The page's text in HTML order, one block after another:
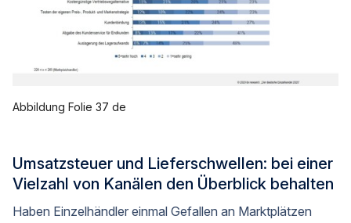
Abbildung Folie 37 de
Umsatzsteuer und Lieferschwellen: bei einer
Vielzahl von Kanälen den Überblick behalten
Haben Einzelhändler einmal Gefallen an Marktplätzen